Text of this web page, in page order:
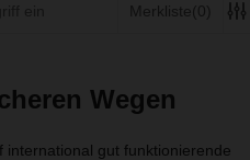
Merkliste(0)
Wegen
gut funktionierende